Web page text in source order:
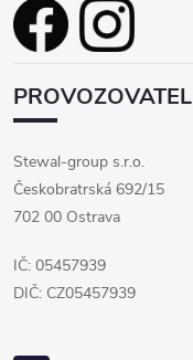
PROVOZOVATEL
Stewal-group s.r.o.
Českobratrská 692/15
702 00 Ostrava
IČ: 05457939
DIČ: CZ05457939